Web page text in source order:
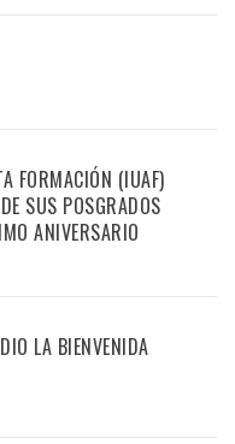
FORMACIÓN (IUAF)
SUS POSGRADOS
ANIVERSARIO
LA BIENVENIDA